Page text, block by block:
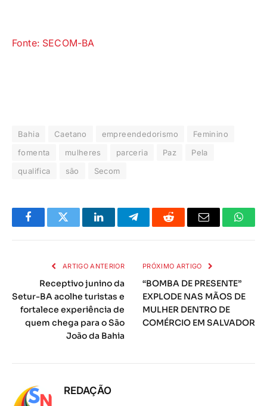
Fonte: SECOM-BA
Bahia Caetano empreendedorismo
Feminino
fomenta
mulheres parceria Paz
Pela
qualifica
são Secom
FacebookTwitter LinkedInTelegramaReddit
E-
ARTIGO ANTERIOR
Receptivo junino da
Setur-BA acolhe turistas e
fortalece experiência de
quem chega para o São
João da Bahia
PRÓXIMO ARTIGO
“BOMBA DE PRESENTE”
EXPLODE NAS MÃOS DE
MULHER DENTRO DE
COMÉRCIO EM SALVADOR
REDAÇÃO